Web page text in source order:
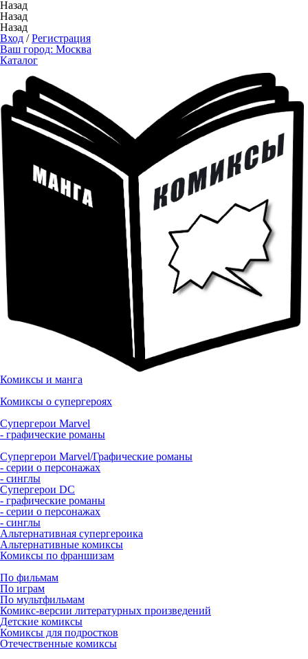
Назад
Назад
Назад
Вход /Регистрация
Ваш город: Москва
Каталог
Комиксы и манга
Комиксы о супергероях
Супергерои Marvel
- графические романы
Супергерои Marvel/Графические романы
- серии о персонажах
- синглы
Супергерои DC
- графические романы
- серии о персонажах
- синглы
Альтернативная супергероика
Альтернативные комиксы
Комиксы по франшизам
По фильмам
По играм
По мультфильмам
Комикс-версии литературных произведений
Детские комиксы
Комиксы для подростков
Отечественные комиксы